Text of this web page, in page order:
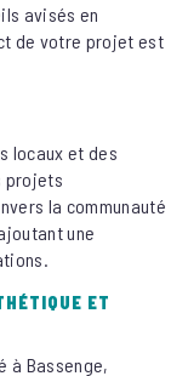
avisés en
de votre projet est
locaux et des
projets
la communauté
une
ET
à Bassenge,